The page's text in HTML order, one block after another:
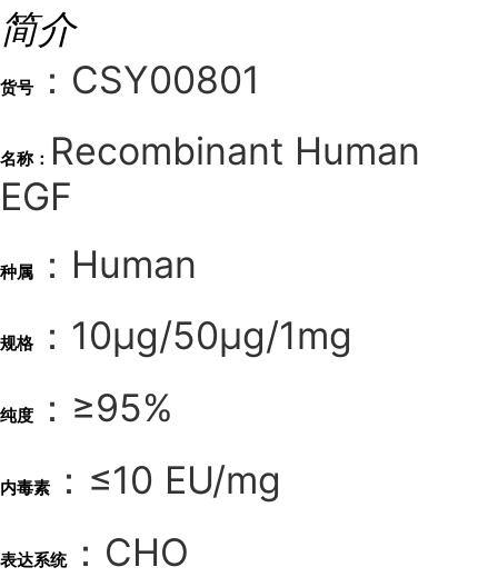
简介
货号 ：CSY00801
名称： Recombinant Human
EGF
种属 ：Human
规格：10μg/50μg/1mg
纯度 ：≥95%
内毒素 ：≤10 EU/mg
表达系统：CHO